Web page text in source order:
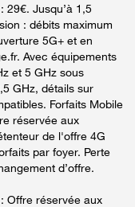
29€. Jusqu’à 1,5
: débits maximum
5G+ et en
Avec équipements
et 5 GHz sous
GHz, détails sur
Forfaits Mobile
réservée aux
de l'offre 4G
par foyer. Perte
d’offre.
: Offre réservée aux